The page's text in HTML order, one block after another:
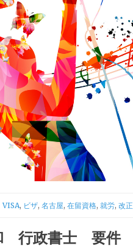
TAGS
VISA, ビザ, 名古屋, 在留資格, 就労, 改正
行政書士 要件